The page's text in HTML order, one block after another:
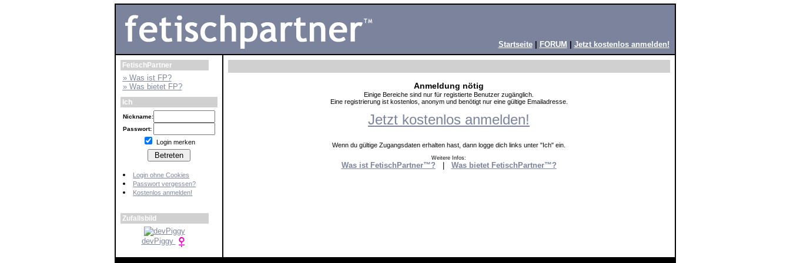
Startseite| FORUM Jetzt kostenlos anmelden!
FetischPartner
» Was ist FP?
» Was bietet FP?
Ich
Nickname:
Passwort:
Login merken
Login ohne Cookies
Passwort vergessen?
Kostenlos anmelden!
Zufallsbild
devPiggy
Anmeldung nötig
Einige Bereiche sind nur für registierte Benutzer zugänglich.
Eine registrierung ist kostenlos, anonym und benötigt nur eine gültige Emailadresse.
Jetzt kostenlos anmelden!
Wenn du gültige Zugangsdaten erhalten hast, dann logge dich links unter "Ich" ein.
Weitere Infos:
Was ist FetischPartner™? Was bietet FetischPartner™?